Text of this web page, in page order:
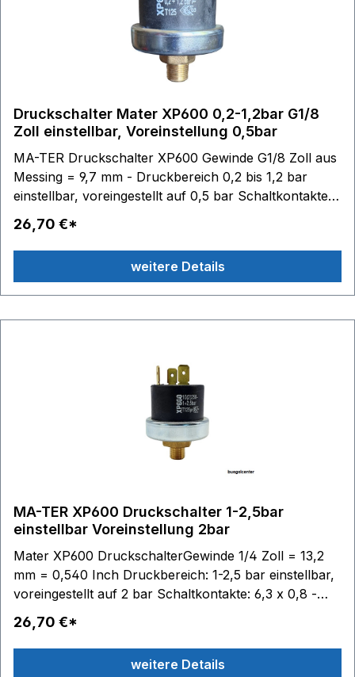
Druckschalter Mater XP600 0,2-1,2bar G1/8
Zoll einstellbar, Voreinstellung 0,5bar
MA-TER Druckschalter XP600 Gewinde G1/8 Zoll aus
Messing = 9,7 mm - Druckbereich 0,2 bis 1,2 bar
einstellbar, voreingestellt auf 0,5 bar Schaltkontakte:
6,3 x 0,8 - max. 250V 10(2)A Edelstahlmembrane
Material Gehäuse: Technopolymer (PET)
Temperaturbereich: Medium 140 °C, Umgebung 125
°C Passendes Zubehör: Anschlusskabel mit Stecker
Artikel-Nr. BC10245
26,70 €*
weitere Details
MA-TER XP600 Druckschalter 1-2,5bar
einstellbar Voreinstellung 2bar
Mater XP600 DruckschalterGewinde 1/4 Zoll = 13,2
mm = 0,540 Inch Druckbereich: 1-2,5 bar einstellbar,
voreingestellt auf 2 bar Schaltkontakte: 6,3 x 0,8 -
max. 250V 10 (2) A Membrane / Dichtung: Edelstahl
Material Anschluss: Messing Material Gehäuse:
Technopolymer (PET) Temperaturbereich: Medium
140°C, Umgebung 125°C
26,70 €*
weitere Details